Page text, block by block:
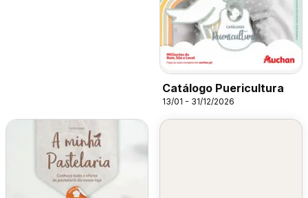
Catálogo Puericultura
13/01 - 31/12/2026